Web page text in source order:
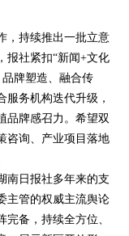
，持续推出一批立意
报社紧扣“新闻+文化
牌塑造、融合传
务机构迭代升级，
品牌感召力。希望双
咨询、产业项目落地
南日报社多年来的支
主管的权威主流舆论
备，持续全方位、